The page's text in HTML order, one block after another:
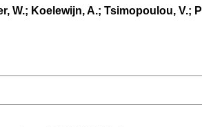
W.; Koelewijn, A.; Tsimopoulou, V.;